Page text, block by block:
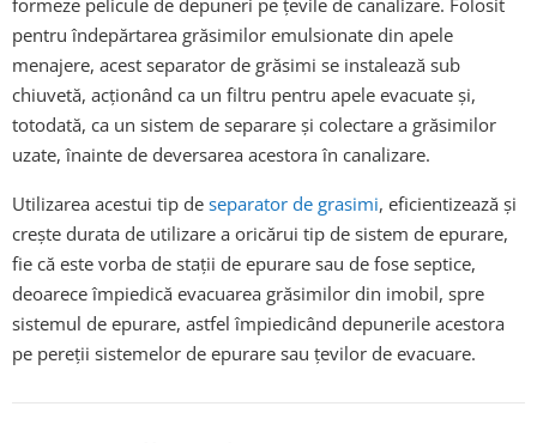
formeze pelicule de depuneri pe țevile de canalizare. Folosit
pentru îndepărtarea grăsimilor emulsionate din apele
menajere, acest separator de grăsimi se instalează sub
chiuvetă, acționând ca un filtru pentru apele evacuate și,
totodată, ca un sistem de separare și colectare a grăsimilor
uzate, înainte de deversarea acestora în canalizare.
Utilizarea acestui tip de separator de grasimi, eficientizează și
crește durata de utilizare a oricărui tip de sistem de epurare,
fie că este vorba de stații de epurare sau de fose septice,
deoarece împiedică evacuarea grăsimilor din imobil, spre
sistemul de epurare, astfel împiedicând depunerile acestora
pe pereții sistemelor de epurare sau țevilor de evacuare.